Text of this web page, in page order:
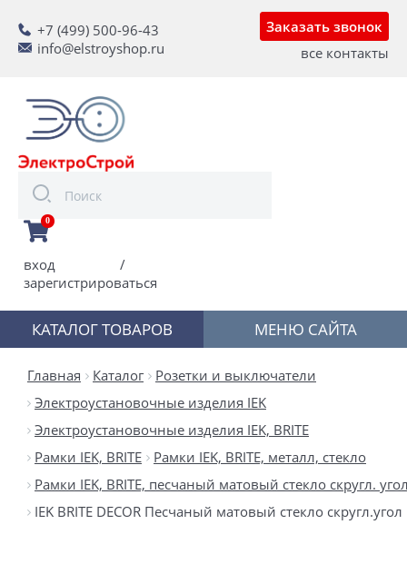
+7 (499) 500-96-43
info@elstroyshop.ru
Заказать звонок
все контакты
0
вход
/
зарегистрироваться
КАТАЛОГ ТОВАРОВ МЕНЮ САЙТА
Главная Каталог
Розетки и выключатели
Электроустановочные изделия IEK
Электроустановочные изделия IEK, BRITE
Рамки IEK, BRITE
Рамки IEK, BRITE, металл, стекло
Рамки IEK, BRITE, песчаный матовый стекло скругл.
IEK BRITE DECOR Песчаный матовый стекло